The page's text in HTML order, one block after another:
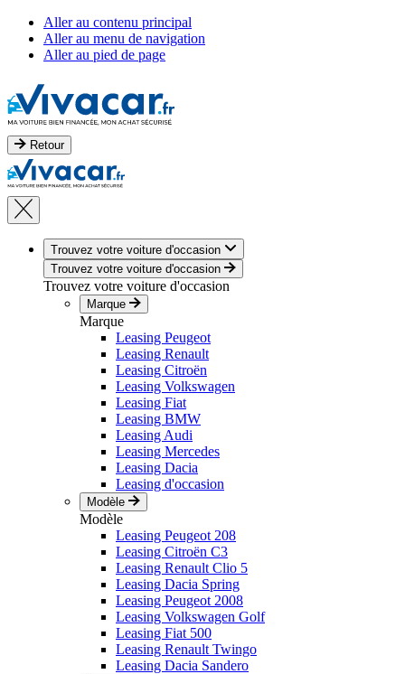
Aller au contenu principal
Aller au menu de navigation
Aller au pied de page
Retour
Trouvez votre voiture d'occasion
Trouvez votre voiture d'occasion
Trouvez votre voiture d'occasion
Marque
Marque
Leasing Peugeot
Leasing Renault
Leasing Citroën
Leasing Volkswagen
Leasing Fiat
Leasing BMW
Leasing Audi
Leasing Mercedes
Leasing Dacia
Leasing d'occasion
Modèle
Modèle
Leasing Peugeot 208
Leasing Citroën C3
Leasing Renault Clio 5
Leasing Dacia Spring
Leasing Peugeot 2008
Leasing Volkswagen Golf
Leasing Fiat 500
Leasing Renault Twingo
Leasing Dacia Sandero